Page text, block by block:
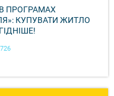
ПРОГРАМАХ
КУПУВАТИ ЖИТЛО
726